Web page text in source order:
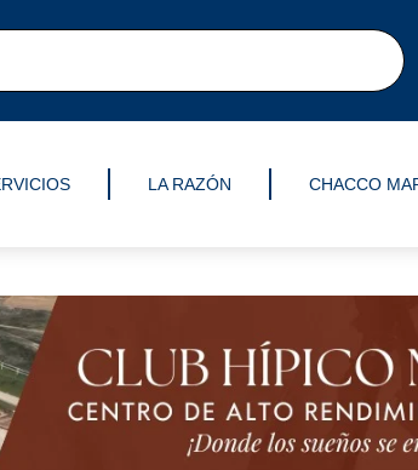
LA RAZÓN CHACCO